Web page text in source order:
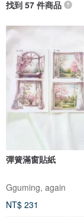
找到 57 件商品
彈簧滿窗貼紙
Gguming, again
NT$ 231